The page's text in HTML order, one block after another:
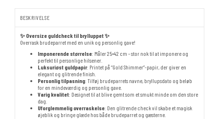
BESKRIVELSE
✨ Oversize guldcheck til brylluppet ✨
Overrask brudeparret med en unik og personlig gave!
Imponerende størrelse: Måler 25×42 cm – stor nok til at imponere og
perfekt til personlige hilsener.
Luksuriøst guldpapir: Printet på “Gold Shimmer”-papir, der giver en
elegant og glitrende finish.
Personlig tilpasning: Tilføj brudeparrets navne, bryllupsdato og beløb
for en mindeværdig og personlig gave.
Varig kvalitet: Designet til at blive gemt som et smukt minde om den store
dag.
Uforglemmelig overraskelse: Den glitrende check vil skabe et magisk
øjeblik og bringe glæde hos både brudeparret og gæsterne.